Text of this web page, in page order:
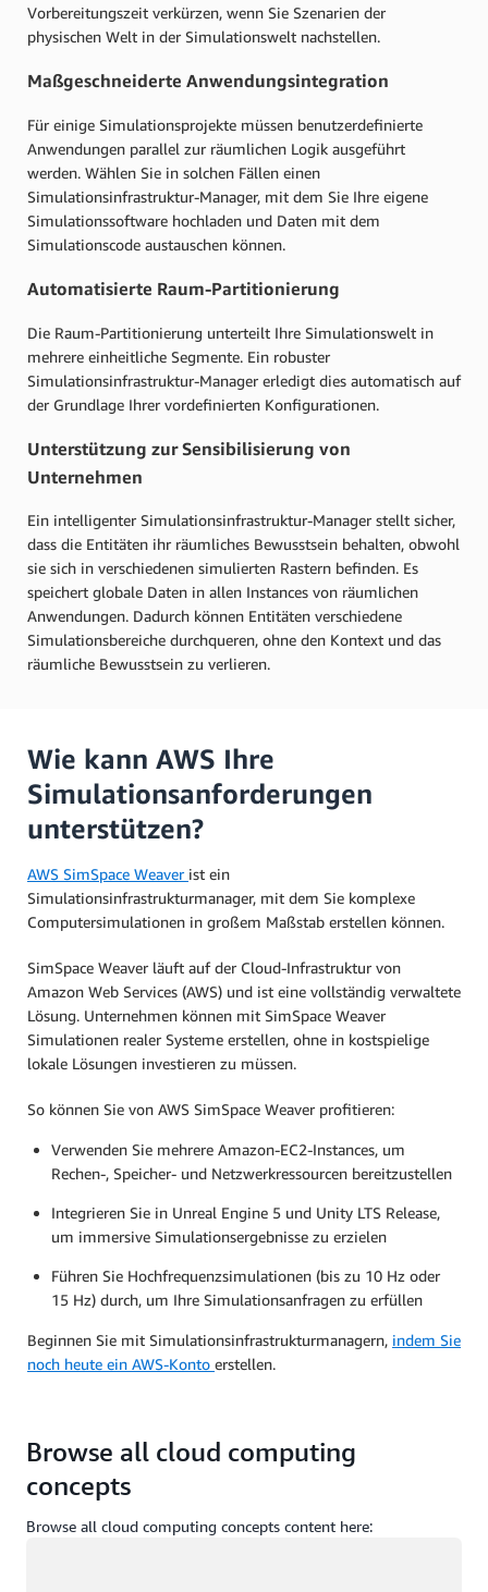
Vorbereitungszeit verkürzen, wenn Sie Szenarien der
physischen Welt in der Simulationswelt nachstellen.
Maßgeschneiderte Anwendungsintegration
Für einige Simulationsprojekte müssen benutzerdefinierte
Anwendungen parallel zur räumlichen Logik ausgeführt
werden. Wählen Sie in solchen Fällen einen
Simulationsinfrastruktur-Manager, mit dem Sie Ihre eigene
Simulationssoftware hochladen und Daten mit dem
Simulationscode austauschen können.
Automatisierte Raum-Partitionierung
Die Raum-Partitionierung unterteilt Ihre Simulationswelt in
mehrere einheitliche Segmente. Ein robuster
Simulationsinfrastruktur-Manager erledigt dies automatisch auf
der Grundlage Ihrer vordefinierten Konfigurationen.
Unterstützung zur Sensibilisierung von
Unternehmen
Ein intelligenter Simulationsinfrastruktur-Manager stellt sicher,
dass die Entitäten ihr räumliches Bewusstsein behalten, obwohl
sie sich in verschiedenen simulierten Rastern befinden. Es
speichert globale Daten in allen Instances von räumlichen
Anwendungen. Dadurch können Entitäten verschiedene
Simulationsbereiche durchqueren, ohne den Kontext und das
räumliche Bewusstsein zu verlieren.
Wie kann AWS Ihre
Simulationsanforderungen
unterstützen?
AWS SimSpace Weaver ist ein
Simulationsinfrastrukturmanager, mit dem Sie komplexe
Computersimulationen in großem Maßstab erstellen können.
SimSpace Weaver läuft auf der Cloud-Infrastruktur von
Amazon Web Services (AWS) und ist eine vollständig verwaltete
Lösung. Unternehmen können mit SimSpace Weaver
Simulationen realer Systeme erstellen, ohne in kostspielige
lokale Lösungen investieren zu müssen.
So können Sie von AWS SimSpace Weaver profitieren:
Verwenden Sie mehrere Amazon-EC2-Instances, um
Rechen-, Speicher- und Netzwerkressourcen bereitzustellen
Integrieren Sie in Unreal Engine 5 und Unity LTS Release,
um immersive Simulationsergebnisse zu erzielen
Führen Sie Hochfrequenzsimulationen (bis zu 10 Hz oder
15 Hz) durch, um Ihre Simulationsanfragen zu erfüllen
Beginnen Sie mit Simulationsinfrastrukturmanagern, indem Sie
noch heute ein AWS-Konto erstellen.
Browse all cloud computing
concepts
Browse all cloud computing concepts content here: